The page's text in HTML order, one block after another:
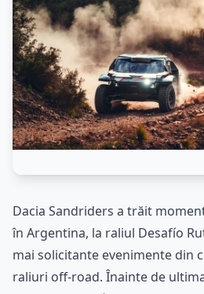
Dacia Sandriders a trăit
în Argentina, la raliul Desafío
mai solicitante evenimente din
raliuri off-road. Înainte de